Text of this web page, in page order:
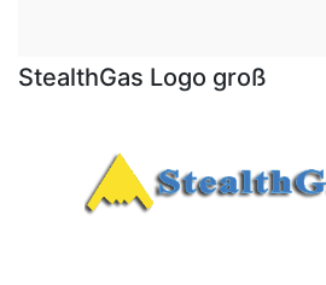
StealthGas Logo groß